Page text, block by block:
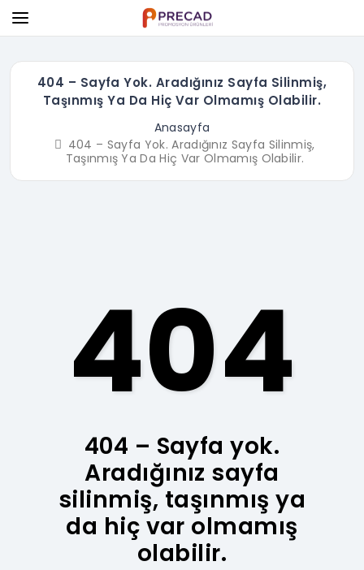
404 – Sayfa Yok. Aradığınız Sayfa Silinmiş,
Taşınmış Ya Da Hiç Var Olmamış Olabilir.
Anasayfa
404 – Sayfa Yok. Aradığınız Sayfa Silinmiş,
Taşınmış Ya Da Hiç Var Olmamış Olabilir.
404
404 – Sayfa yok.
Aradığınız sayfa
silinmiş, taşınmış ya
da hiç var olmamış
olabilir.